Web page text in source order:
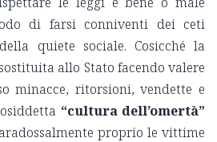
di farsi conniventi dei ceti
quiete sociale. Cosicché la
allo Stato facendo valere
minacce, ritorsioni, vendette e
“cultura dell’omertà”
proprio le vittime